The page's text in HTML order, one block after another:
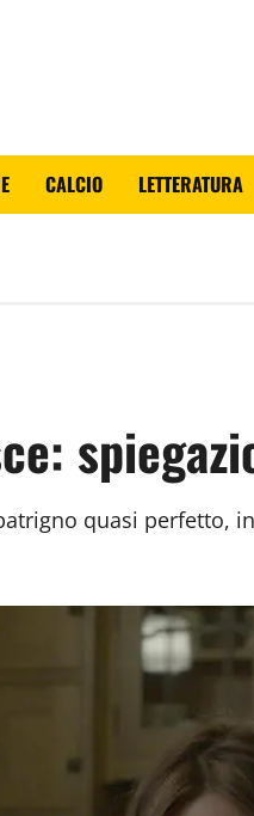
CALCIO LETTERATURA
quasi perfetto,